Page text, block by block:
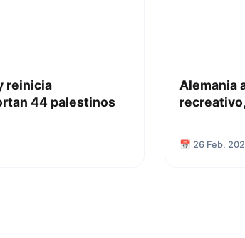
reinicia
44 palestinos
Alemania
📅 26 Feb,